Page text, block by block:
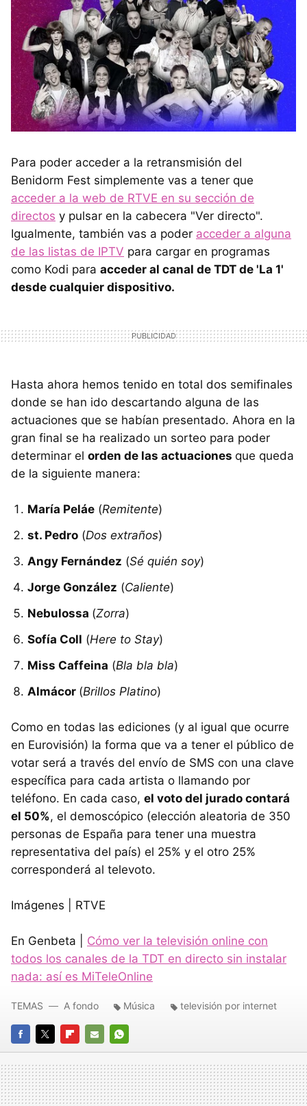
Para poder acceder a la retransmisión del
Benidorm Fest simplemente vas a tener que
acceder a la web de RTVE en su sección de
directos y pulsar en la cabecera "Ver directo".
Igualmente, también vas a poder acceder a alguna
de las listas de IPTV para cargar en programas
como Kodi para acceder al canal de TDT de 'La 1'
desde cualquier dispositivo.
Hasta ahora hemos tenido en total dos semifinales
donde se han ido descartando alguna de las
actuaciones que se habían presentado. Ahora en la
gran final se ha realizado un sorteo para poder
determinar el orden de las actuaciones que queda
de la siguiente manera:
María Peláe (Remitente)
st. Pedro (Dos extraños)
Angy Fernández (Sé quién soy)
Jorge González (Caliente)
Nebulossa (Zorra)
Sofía Coll (Here to Stay)
Miss Caffeina (Bla bla bla)
Almácor (Brillos Platino)
Como en todas las ediciones (y al igual que ocurre
en Eurovisión) la forma que va a tener el público de
votar será a través del envío de SMS con una clave
específica para cada artista o llamando por
teléfono. En cada caso, el voto del jurado contará
el 50%, el demoscópico (elección aleatoria de 350
personas de España para tener una muestra
representativa del país) el 25% y el otro 25%
corresponderá al televoto.
Imágenes | RTVE
En Genbeta | Cómo ver la televisión online con
todos los canales de la TDT en directo sin instalar
nada: así es MiTeleOnline
FACEBOOK
TWITTERFLIPBOARD
E-
MAIL
WHATSAPP
TEMAS A fondo Música televisión por internet